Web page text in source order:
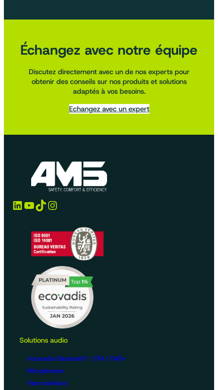
Échangez avec notre équipe
Discutez directement avec un de nos experts pour
obtenir des conseils sur nos produits et solutions
adaptés à vos besoins.
Echangez avec un expert
LinkedIn YouTube TikTok Instagram
Solutions audio
Autoradio Bluetooth® / FM / DAB+
Microphones
Haut-parleurs